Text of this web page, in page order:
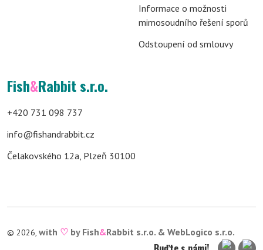
Informace o možnosti
mimosoudního řešení sporů
Odstoupení od smlouvy
Fish&Rabbit s.r.o.
+420 731 098 737
info@fishandrabbit.cz
Čelakovského 12a, Plzeň 30100
© 2026, with ♡ by Fish&Rabbit s.r.o. & WebLogico s.r.o.